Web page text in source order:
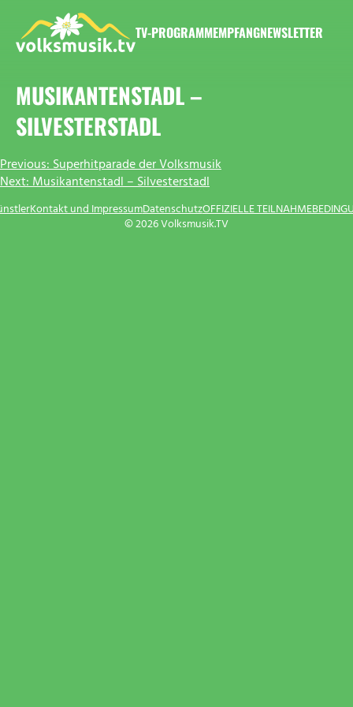
Inhalt
springen
TV-PROGRAMMEMPFANGNEWSLETTER
MUSIKANTENSTADL –
SILVESTERSTADL
BEITRAGSNAVIGATION
Previous:Superhitparade der Volksmusik
Next:Musikantenstadl – Silvesterstadl
© 2026 Volksmusik.TV
Kontakt und ImpressumDatenschutzOFFIZIELLE